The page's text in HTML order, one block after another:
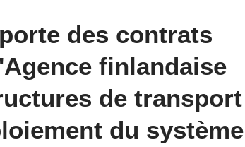
des contrats
finlandaise
de transport
du système